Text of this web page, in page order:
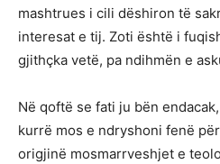
mashtrues i cili dëshiron të
interesat e tij. Zoti është i
gjithçka vetë, pa ndihmën e
Në qoftë se fati ju bën
kurrë mos e ndryshoni fenë
origjinë mosmarrveshjet e